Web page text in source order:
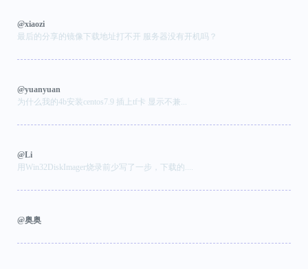
@xiaozi
最后的分享的镜像下载地址打不开 服务器没有开机吗？
@yuanyuan
为什么我的4b安装centos7.9 插上tf卡 显示不兼...
@Li
用Win32DiskImager烧录前少写了一步，下载的....
@奥奥